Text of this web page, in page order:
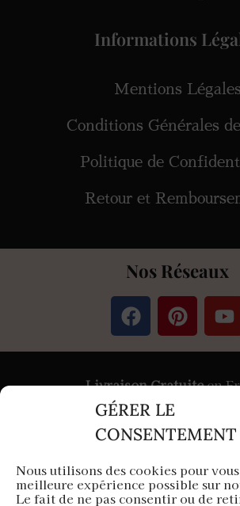
GÉRER LE
CONSENTEMENT
Nous utilisons des cookies pour
meilleure expérience possible sur
Le fait de ne pas consentir ou de
Informations
Mentions Légales
Conditions Générales
Politique de
Retour et
Nos Réseaux
Livraison Gratuiteen
PaiementSécurisépar Stripe
Aura Capillaire est une